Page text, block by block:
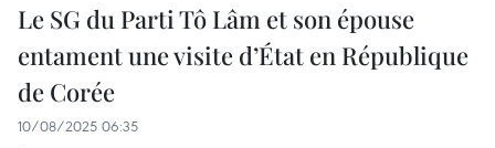
Le SG du Parti Tô Lâm et son épouse
entament une visite d’État en République
de Corée
10/08/2025 06:35